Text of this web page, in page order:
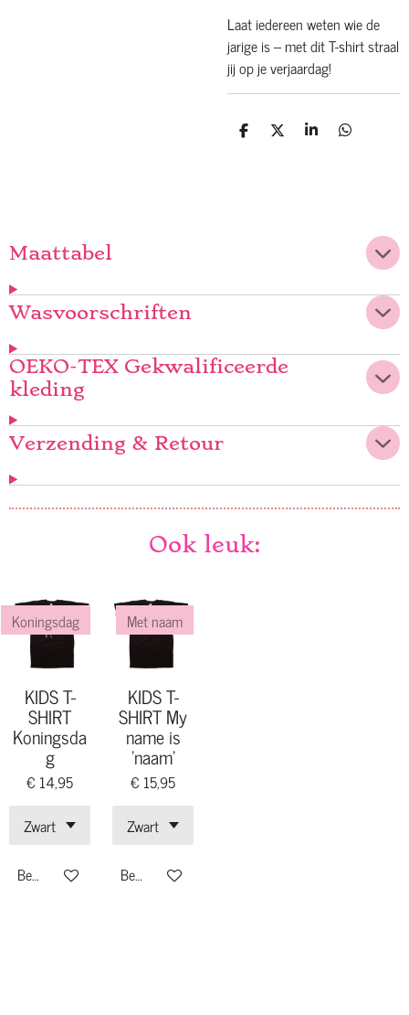
Laat iedereen weten wie de
jarige is – met dit T-shirt straal
jij op je verjaardag!
D D S D
Maattabel
Wasvoorschriften
OEKO-TEX Gekwalificeerde
kleding
Verzending & Retour
Ook leuk:
Koningsdag
KIDS T-
SHIRT
Koningsda
g
€ 14,95
Bekijk details
Met naam
KIDS T-
SHIRT My
name is
'naam'
€ 15,95
Bekijk details